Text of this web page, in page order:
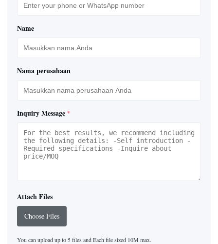
Name
Nama perusahaan
Inquiry Message *
Attach Files
Choose Files
You can upload up to 5 files and Each file sized 10M max.